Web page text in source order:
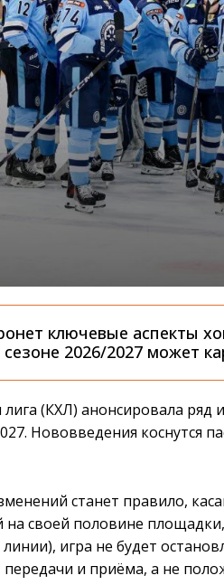
ключевые аспекты
2026/2027 может
(КХЛ) анонсировала
Нововведения коснутся
станет правило,
на своей половине
игра не будет
и приёма, а не